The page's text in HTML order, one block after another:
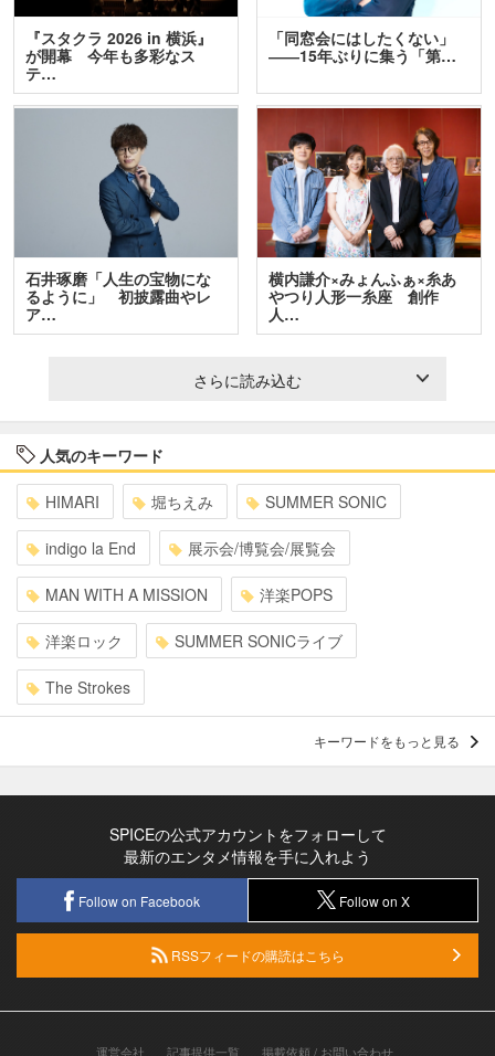
『スタクラ 2026 in 横浜』
が開幕 今年も多彩なス
テ…
「同窓会にはしたくない」
――15年ぶりに集う「第…
石井琢磨「人生の宝物にな
るように」 初披露曲やレ
ア…
横内謙介×みょんふぁ×糸あ
やつり人形一糸座 創作
人…
さらに読み込む
人気のキーワード
HIMARI 堀ちえみ SUMMER SONIC
indigo la End 展示会/博覧会/展覧会
MAN WITH A MISSION 洋楽POPS
洋楽ロック SUMMER SONICライブ
The Strokes
キーワードをもっと見る
SPICEの公式アカウントをフォローして
最新のエンタメ情報を手に入れよう
Follow on Facebook Follow on X
RSSフィードの購読はこちら
運営会社 記事提供一覧 掲載依頼 / お問い合わせ